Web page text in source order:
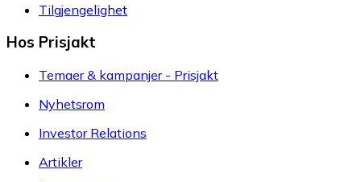
Tilgjengelighet
Hos Prisjakt
Temaer & kampanjer - Prisjakt
Nyhetsrom
Investor Relations
Artikler